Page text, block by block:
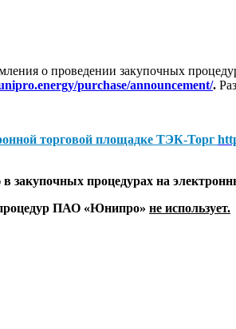
о проведении закупочных
purchase/announcement/.
торговой площадке ТЭК-Торг
закупочных процедурах на
процедур ПАО «Юнипро» не использует.